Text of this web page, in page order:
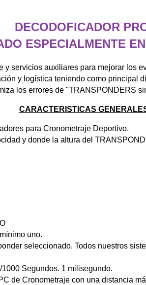
DECODOFICADOR
ESPECIALMENTE
servicios auxiliares para mejorar los
y logística teniendo como principal
los errores de "TRANSPONDERS
CARACTERISTICAS
para Cronometraje Deportivo.
y donde la altura del
uno.
seleccionado. Todos nuestros
Segundos. 1 milisegundo.
de Cronometraje con una distancia